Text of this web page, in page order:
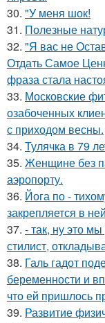
30. "У меня шок!
31. Полезные
32. "Я вас не
Отдать Самое
фраза стала
33. Московские
озабоченных
с приходом весны.
34. Тулячка в 79
35. Женщине без
аэропорту.
36. Йога по -
закрепляется в
37. - так, ну это
стилист,
38. Галь гадот
беременности и
что ей пришлось
39. Развитие